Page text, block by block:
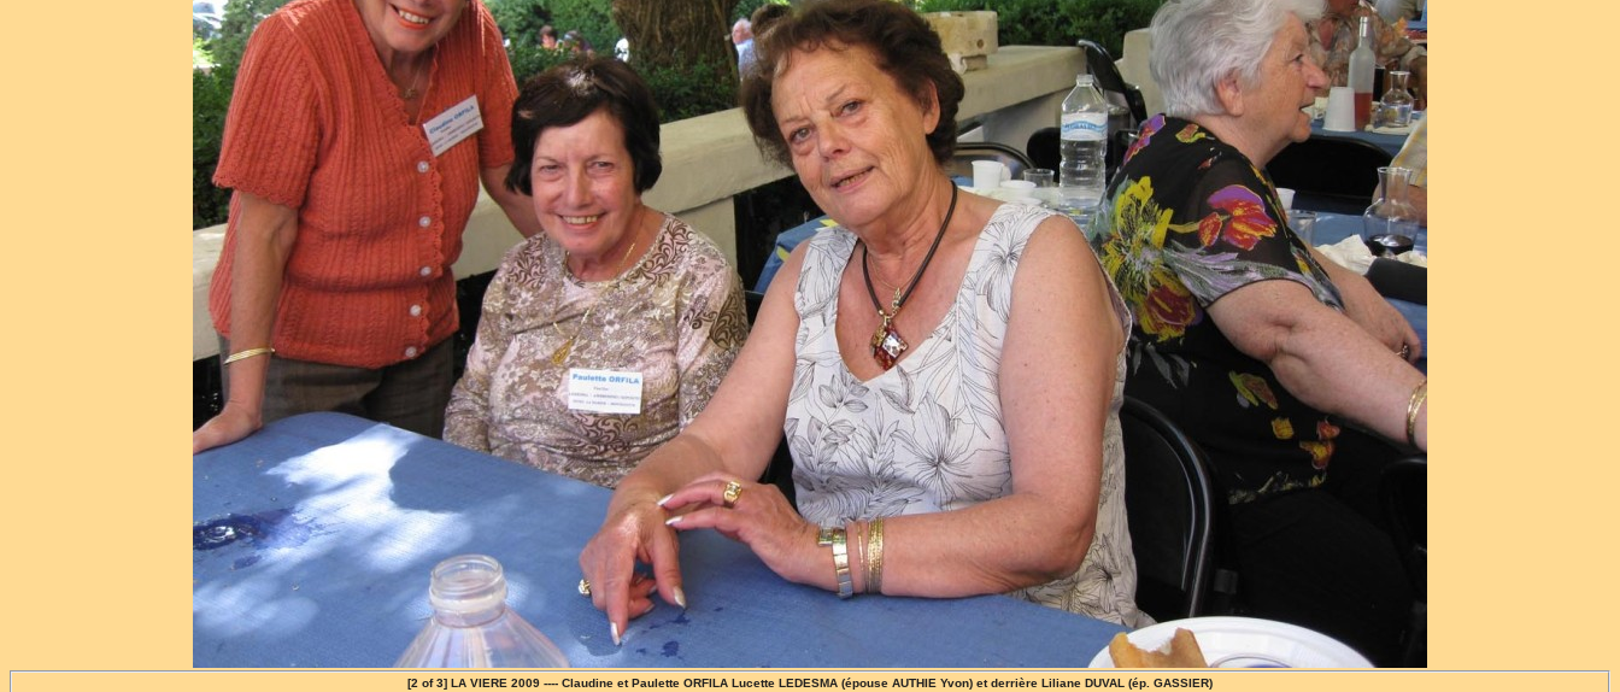
[2 of 3] LA VIERE 2009 ---- Claudine et Paulette ORFILA Lucette LEDESMA (épouse AUTHIE Yvon) et derrière Liliane DUVAL (ép. GASSIER)